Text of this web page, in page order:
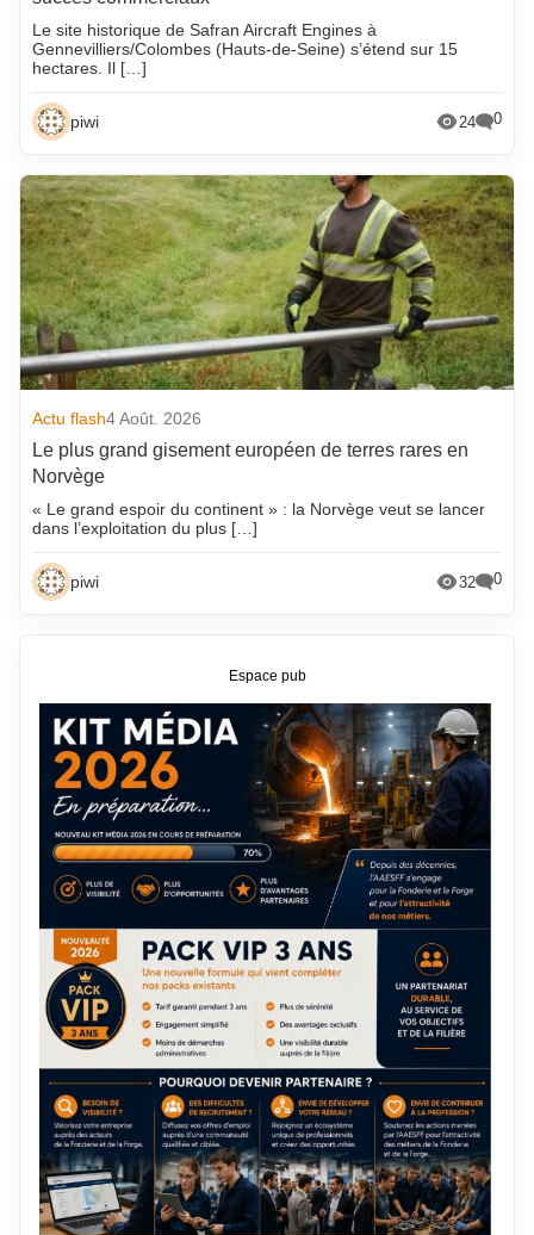
Le site historique de Safran Aircraft Engines à
Gennevilliers/Colombes (Hauts-de-Seine) s’étend sur 15
hectares. Il […]
piwi 24 0
Actu flash4 Août. 2026
Le plus grand gisement européen de terres rares en
Norvège
« Le grand espoir du continent » : la Norvège veut se lancer
dans l’exploitation du plus […]
piwi 32 0
Espace pub